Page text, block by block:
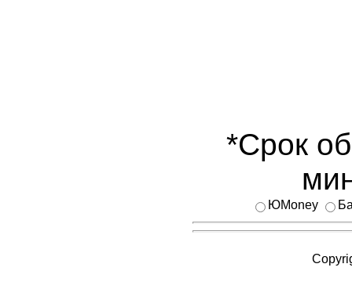
*Срок
ЮMoney